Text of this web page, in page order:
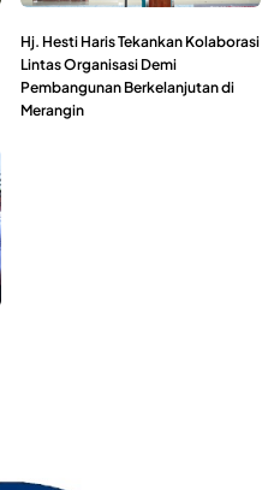
Hj. Hesti Haris Tekankan Kolaborasi
Lintas Organisasi Demi
Pembangunan Berkelanjutan di
Merangin